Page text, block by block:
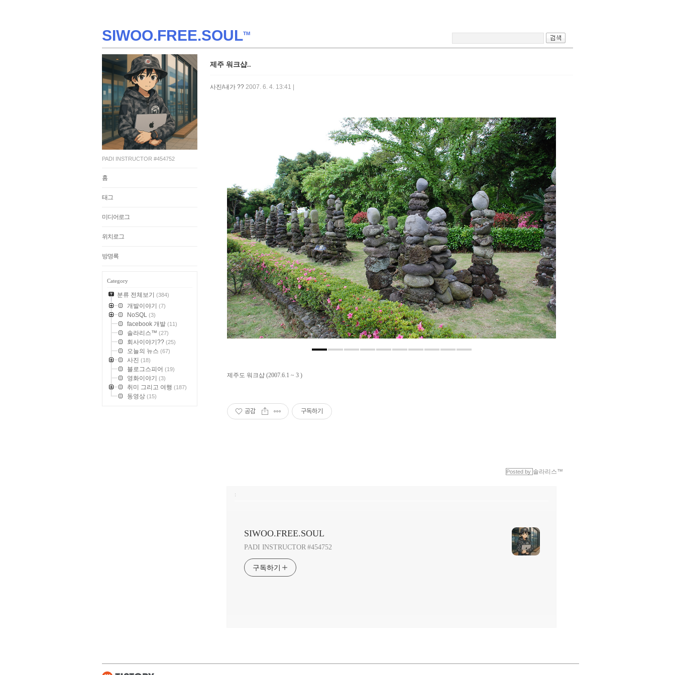
SIWOO.FREE.SOULTM
PADI INSTRUCTOR #454752
홈
태그
미디어로그
위치로그
방명록
Category
분류 전체보기 (384)
개발이야기 (7)
NoSQL (3)
facebook 개발 (11)
솔라리스™ (27)
회사이야기?? (25)
오늘의 뉴스 (67)
사진 (18)
블로그스피어 (19)
영화이야기 (3)
취미 그리고 여행 (187)
동영상 (15)
제주 워크샵..
사진/내가 ?? 2007. 6. 4. 13:41 |
제주도 워크샵 (2007.6.1 ~ 3 )
공감 구독하기
Posted by 솔라리스™
:
SIWOO.FREE.SOUL
PADI INSTRUCTOR #454752
구독하기